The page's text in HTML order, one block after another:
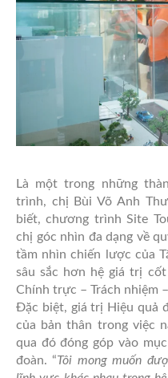
Là một trong những
trình, chị Bùi Võ Anh
biết, chương trình Site
chị góc nhìn đa dạng về
tầm nhìn chiến lược của
sâu sắc hơn hệ giá trị
Chính trực – Trách nhiệm
Đặc biệt, giá trị Hiệu quả
của bản thân trong việc
qua đó đóng góp vào
đoàn. “Tôi mong muốn